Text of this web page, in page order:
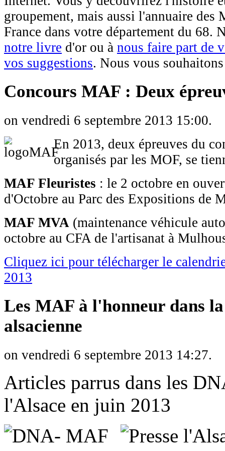
groupement, mais aussi l'annuaire des
France dans votre département du 68.
notre livre d'or ou à nous faire part de
vos suggestions. Nous vous
Concours MAF : Deux
on vendredi 6 septembre 2013 15:00.
En 2013, deux épreuves du
organisés par les MOF, se
MAF Fleuristes : le 2 octobre en
d'Octobre au Parc des Expositions de
MAF MVA (maintenance véhicule
octobre au CFA de l'artisanat à
Cliquez ici pour télécharger le
2013
Les MAF à l'honneur dans la
alsacienne
on vendredi 6 septembre 2013 14:27.
Articles parrus dans les
l'Alsace en juin 2013